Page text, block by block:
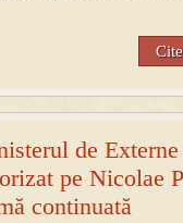
de
pe Nicolae
continuată